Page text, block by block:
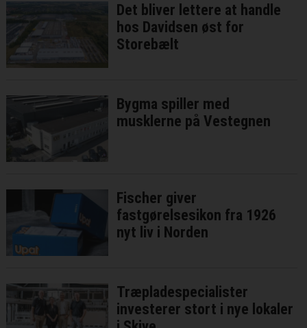
Det bliver lettere at handle
hos Davidsen øst for
Storebælt
Bygma spiller med
musklerne på Vestegnen
Fischer giver
fastgørelsesikon fra 1926
nyt liv i Norden
Træpladespecialister
investerer stort i nye lokaler